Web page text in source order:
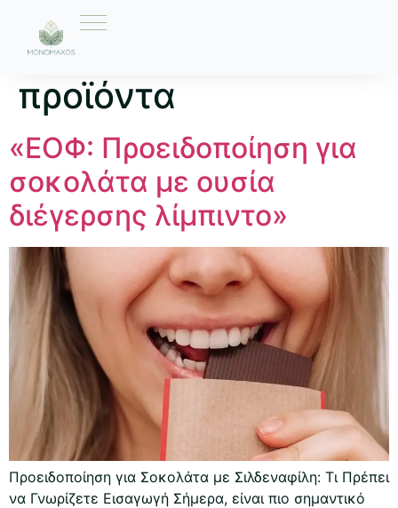
Ετικέτα:
προϊόντα
«ΕΟΦ: Προειδοποίηση για
σοκολάτα με ουσία
διέγερσης λίμπιντο»
Προειδοποίηση για Σοκολάτα με Σιλδεναφίλη: Τι Πρέπει
να Γνωρίζετε Εισαγωγή Σήμερα, είναι πιο σημαντικό